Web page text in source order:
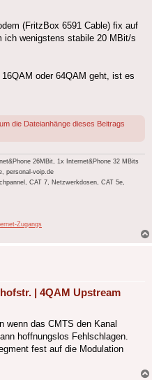
(FritzBox 6591 Cable) fix auf
ich wenigstens stabile 20 MBit/s
oder 64QAM geht, ist es
die Dateianhänge dieses Beitrags
26MBit, 1x Internet&Phone 32 MBits
personal-voip.de
CAT 7, Netzwerkdosen, CAT 5e,
Zugangs
| 4QAM Upstream
wenn das CMTS den Kanal
hoffnungslos Fehlschlagen.
fest auf die Modulation